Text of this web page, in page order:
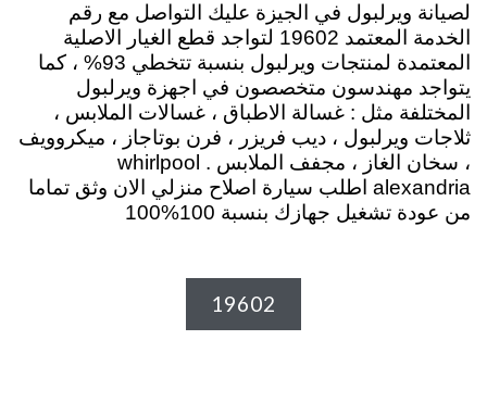
لصيانة ويرلبول في الجيزة عليك التواصل مع رقم
الخدمة المعتمد 19602 لتواجد قطع الغيار الاصلية
المعتمدة لمنتجات ويرلبول بنسبة تتخطي 93% ، كما
يتواجد مهندسون متخصصون في اجهزة ويرلبول
المختلفة مثل : غسالة الاطباق ، غسالات الملابس ،
ثلاجات ويرلبول ، ديب فريزر ، فرن بوتاجاز ، ميكروويف
، سخان الغاز ، مجفف الملابس . whirlpool
alexandria اطلب سيارة اصلاح منزلي الان وثق تماما
من عودة تشغيل جهازك بنسبة 100%100
19602